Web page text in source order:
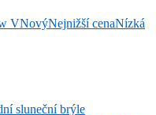
VNovýNejnižší cenaNízká